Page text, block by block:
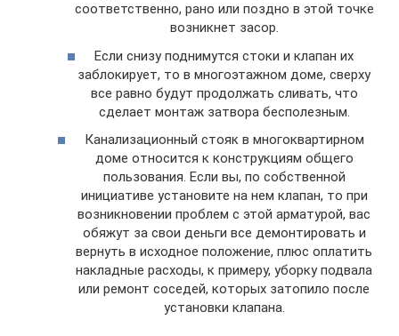
соответственно, рано или поздно в этой точке
возникнет засор.
Если снизу поднимутся стоки и клапан их
заблокирует, то в многоэтажном доме, сверху
все равно будут продолжать сливать, что
сделает монтаж затвора бесполезным.
Канализационный стояк в многоквартирном
доме относится к конструкциям общего
пользования. Если вы, по собственной
инициативе установите на нем клапан, то при
возникновении проблем с этой арматурой, вас
обяжут за свои деньги все демонтировать и
вернуть в исходное положение, плюс оплатить
накладные расходы, к примеру, уборку подвала
или ремонт соседей, которых затопило после
установки клапана.